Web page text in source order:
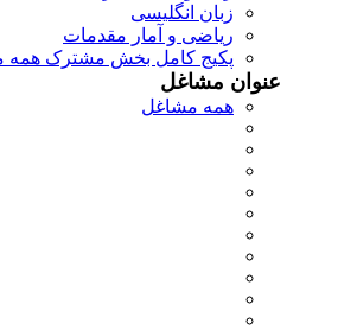
زبان انگلیسی
ریاضی و آمار مقدمات
پکیج کامل بخش مشترک همه
عنوان مشاغل
همه مشاغل